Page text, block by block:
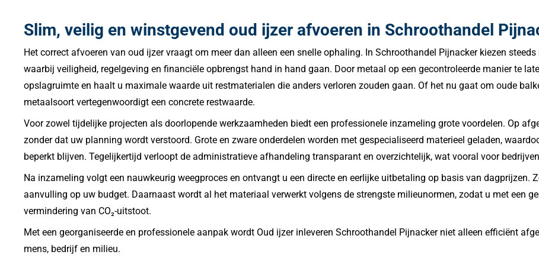
Slim, veilig en winstgevend oud ijzer afvoeren in Schroothandel
Het correct afvoeren van oud ijzer vraagt om meer dan alleen een snelle ophaling. In Schroothandel Pijnacker kiezen
waarbij veiligheid, regelgeving en financiële opbrengst hand in hand gaan. Door metaal op een gecontroleerde manier te
opslagruimte en haalt u maximale waarde uit restmaterialen die anders verloren zouden gaan. Of het nu gaat om oude
metaalsoort vertegenwoordigt een concrete restwaarde.
Voor zowel tijdelijke projecten als doorlopende werkzaamheden biedt een professionele inzameling grote voordelen. Op
zonder dat uw planning wordt verstoord. Grote en zware onderdelen worden met gespecialiseerd materieel geladen,
beperkt blijven. Tegelijkertijd verloopt de administratieve afhandeling transparant en overzichtelijk, wat vooral voor
Na inzameling volgt een nauwkeurig weegproces en ontvangt u een directe en eerlijke uitbetaling op basis van dagprijzen.
aanvulling op uw budget. Daarnaast wordt al het materiaal verwerkt volgens de strengste milieunormen, zodat u met een
vermindering van CO₂-uitstoot.
Met een georganiseerde en professionele aanpak wordt Oud ijzer inleveren Schroothandel Pijnacker niet alleen efficiënt
mens, bedrijf en milieu.